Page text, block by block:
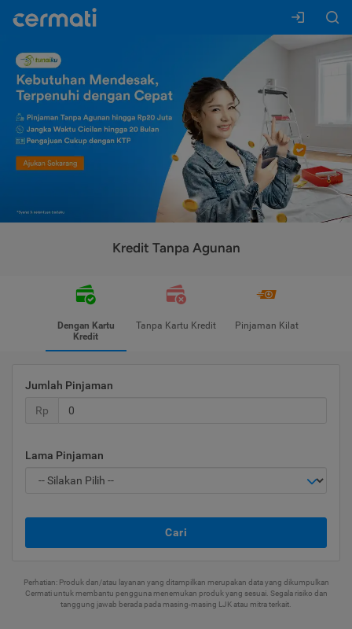
Kredit Tanpa Agunan
Dengan Kartu
Kredit
Tanpa Kartu Kredit Pinjaman Kilat
Jumlah Pinjaman
Rp
Lama Pinjaman
Cari
Perhatian: Produk dan/atau layanan yang ditampilkan merupakan data yang dikumpulkan
Cermati untuk membantu pengguna menemukan produk yang sesuai. Segala risiko dan
tanggung jawab berada pada masing-masing LJK atau mitra terkait.